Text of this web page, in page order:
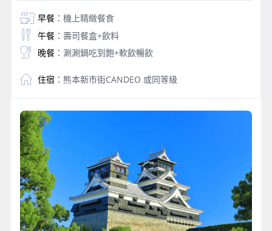
早餐：機上精緻餐食
午餐：壽司餐盒+飲料
晚餐：涮涮鍋吃到飽+軟飲暢飲
住宿 ：熊本新市街CANDEO 或同等級